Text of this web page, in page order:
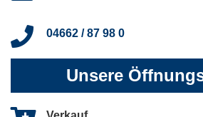
04662 / 87 98 0
Unsere